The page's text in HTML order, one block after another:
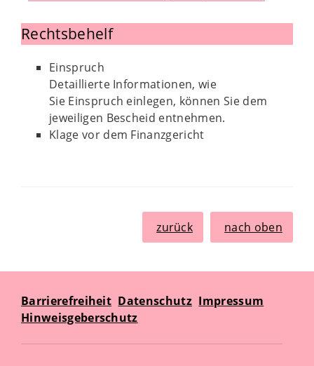
Rechtsbehelf
Einspruch
Detaillierte Informationen, wie
Sie Einspruch einlegen, können Sie dem
jeweiligen Bescheid entnehmen.
Klage vor dem Finanzgericht
zurück nach oben
Barrierefreiheit Datenschutz Impressum
Hinweisgeberschutz